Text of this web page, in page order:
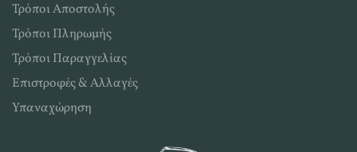
Τρόποι Αποστολής
Τρόποι Πληρωμής
Τρόποι Παραγγελίας
Επιστροφές & Αλλαγές
Υπαναχώρηση